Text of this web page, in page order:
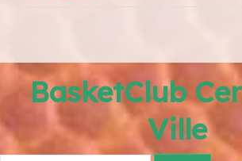
BasketClub
Ville